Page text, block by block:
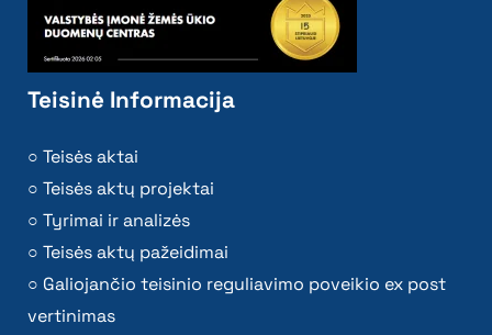
Teisinė Informacija
Teisės aktai
Teisės aktų projektai
Tyrimai ir analizės
Teisės aktų pažeidimai
Galiojančio teisinio reguliavimo poveikio ex post
vertinimas